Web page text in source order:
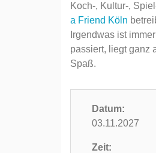
Koch-, Kultur-,
a Friend Köln
Irgendwas ist
passiert, liegt ganz
Spaß.
Datum:
03.11.2027
Zeit: